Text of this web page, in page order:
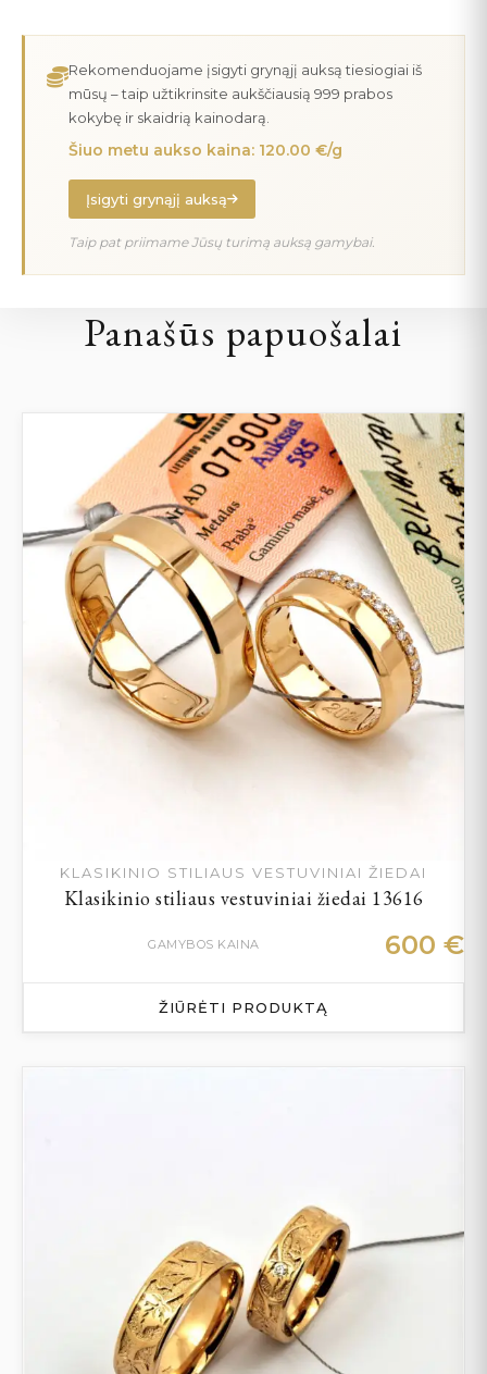
Rekomenduojame įsigyti grynąjį auksą tiesiogiai iš
mūsų – taip užtikrinsite aukščiausią 999 prabos
kokybę ir skaidrią kainodarą.
Šiuo metu aukso kaina: 120.00 €/g
Įsigyti grynąjį auksą
Taip pat priimame Jūsų turimą auksą gamybai.
Panašūs papuošalai
KLASIKINIO STILIAUS VESTUVINIAI ŽIEDAI
Klasikinio stiliaus vestuviniai žiedai 13616
GAMYBOS KAINA 600 €
ŽIŪRĖTI PRODUKTĄ